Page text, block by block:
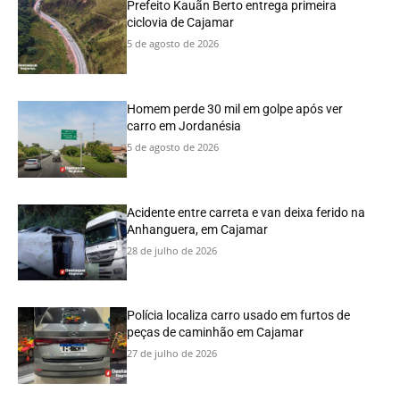
Prefeito Kauãn Berto entrega primeira
ciclovia de Cajamar
5 de agosto de 2026
Homem perde 30 mil em golpe após ver
carro em Jordanésia
5 de agosto de 2026
Acidente entre carreta e van deixa ferido na
Anhanguera, em Cajamar
28 de julho de 2026
Polícia localiza carro usado em furtos de
peças de caminhão em Cajamar
27 de julho de 2026